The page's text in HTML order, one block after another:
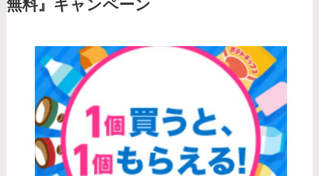
無料』キャンペーン